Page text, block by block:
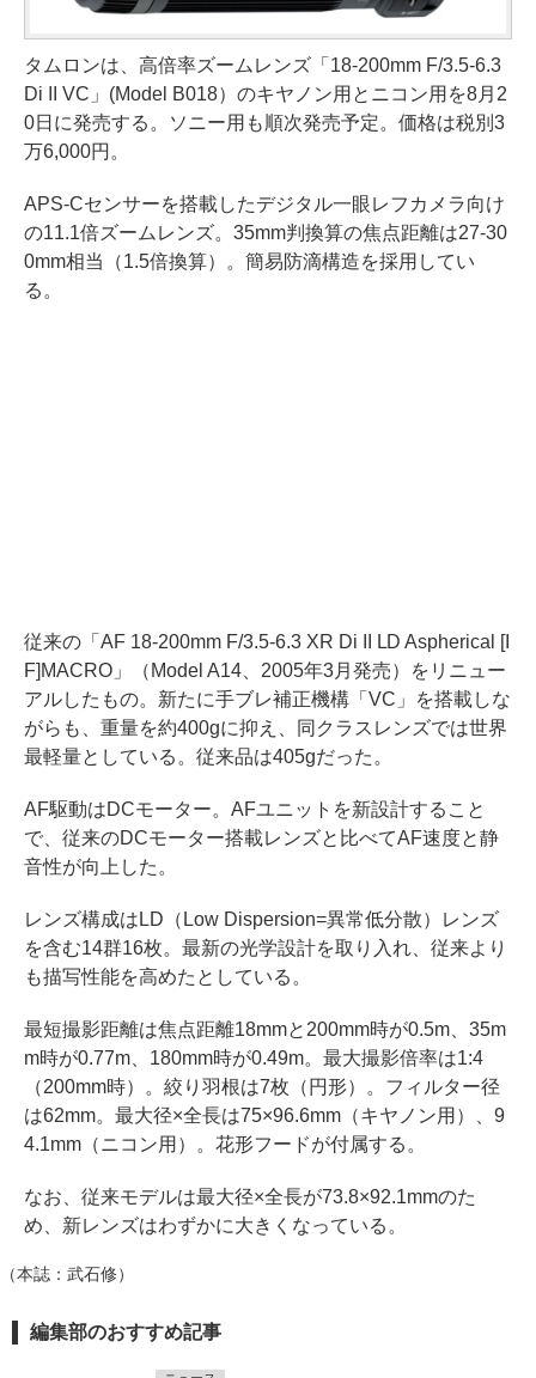
タムロンは、高倍率ズームレンズ「18-200mm F/3.5-6.3
Di II VC」(Model B018）のキヤノン用とニコン用を8月2
0日に発売する。ソニー用も順次発売予定。価格は税別3
万6,000円。
APS-Cセンサーを搭載したデジタル一眼レフカメラ向け
の11.1倍ズームレンズ。35mm判換算の焦点距離は27-30
0mm相当（1.5倍換算）。簡易防滴構造を採用してい
る。
従来の「AF 18-200mm F/3.5-6.3 XR Di II LD Aspherical [I
F]MACRO」（Model A14、2005年3月発売）をリニュー
アルしたもの。新たに手ブレ補正機構「VC」を搭載しな
がらも、重量を約400gに抑え、同クラスレンズでは世界
最軽量としている。従来品は405gだった。
AF駆動はDCモーター。AFユニットを新設計すること
で、従来のDCモーター搭載レンズと比べてAF速度と静
音性が向上した。
レンズ構成はLD（Low Dispersion=異常低分散）レンズ
を含む14群16枚。最新の光学設計を取り入れ、従来より
も描写性能を高めたとしている。
最短撮影距離は焦点距離18mmと200mm時が0.5m、35m
m時が0.77m、180mm時が0.49m。最大撮影倍率は1:4
（200mm時）。絞り羽根は7枚（円形）。フィルター径
は62mm。最大径×全長は75×96.6mm（キヤノン用）、9
4.1mm（ニコン用）。花形フードが付属する。
なお、従来モデルは最大径×全長が73.8×92.1mmのた
め、新レンズはわずかに大きくなっている。
（本誌：武石修）
編集部のおすすめ記事